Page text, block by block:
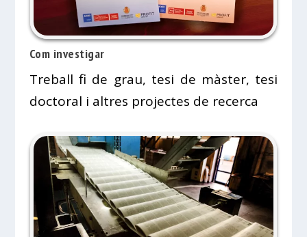
Com investigar
Treball fi de grau, tesi de màster, tesi
doctoral i altres projectes de recerca